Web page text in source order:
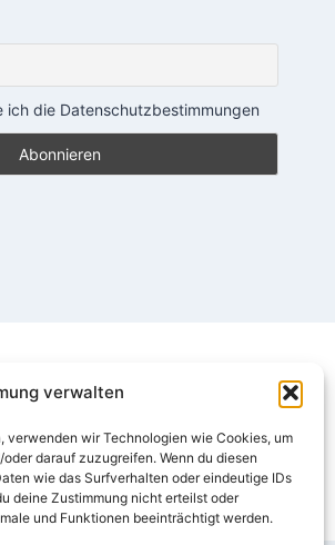
verwalten
verwenden wir Technologien wie Cookies, um
darauf zuzugreifen. Wenn du diesen
wie das Surfverhalten oder eindeutige IDs
deine Zustimmung nicht erteilst oder
und Funktionen beeinträchtigt werden.
ich die Datenschutzbestimmungen